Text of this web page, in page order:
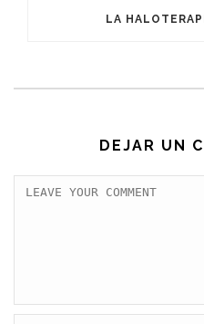
LA
DEJAR UN